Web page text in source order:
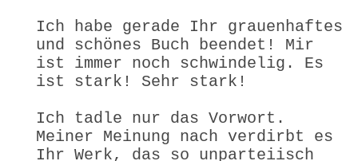
Ich habe gerade Ihr grauenhaftes
und schönes Buch beendet! Mir
ist immer noch schwindelig. Es
ist stark! Sehr stark!
Ich tadle nur das Vorwort.
Meiner Meinung nach verdirbt es
Ihr Werk, das so unparteiisch